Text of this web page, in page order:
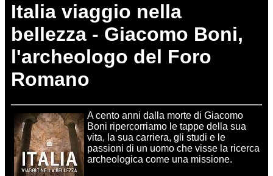
Italia viaggio nella
bellezza - Giacomo Boni,
l'archeologo del Foro
Romano
A cento anni dalla morte di Giacomo
Boni ripercorriamo le tappe della sua
vita, la sua carriera, gli studi e le
passioni di un uomo che visse la ricerca
archeologica come una missione.